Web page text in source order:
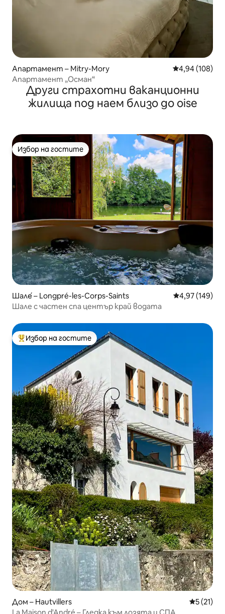
Апартамент – Mitry-Mory Средна
4,94 (108)
Апартамент „Осман“
Други страхотни ваканционни
жилища под наем близо до oise
Избор на гостите
Избор на гостите
Шале́ – Longpré-les-Corps-Saints Средна
4,97 (149)
Шале с частен спа център край водата
Най-популярен избор на гостите
Избор на гостите
Дом – Hautvillers Средна
5 (21)